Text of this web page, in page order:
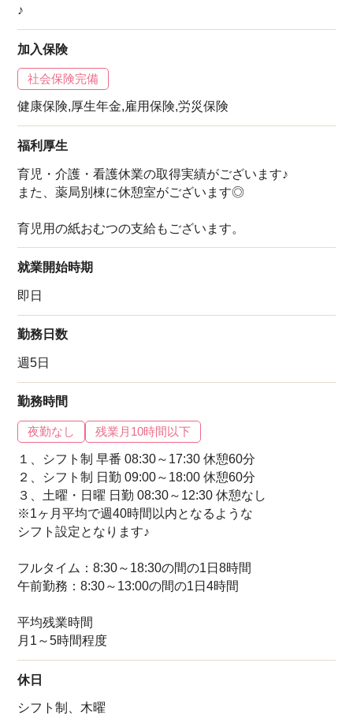
♪
加入保険
社会保険完備
健康保険,厚生年金,雇用保険,労災保険
福利厚生
育児・介護・看護休業の取得実績がございます♪
また、薬局別棟に休憩室がございます◎
育児用の紙おむつの支給もございます。
就業開始時期
即日
勤務日数
週5日
勤務時間
夜勤なし 残業月10時間以下
１、シフト制 早番 08:30～17:30 休憩60分
２、シフト制 日勤 09:00～18:00 休憩60分
３、土曜・日曜 日勤 08:30～12:30 休憩なし
※1ヶ月平均で週40時間以内となるような
シフト設定となります♪
フルタイム：8:30～18:30の間の1日8時間
午前勤務：8:30～13:00の間の1日4時間
平均残業時間
月1～5時間程度
休日
シフト制、木曜